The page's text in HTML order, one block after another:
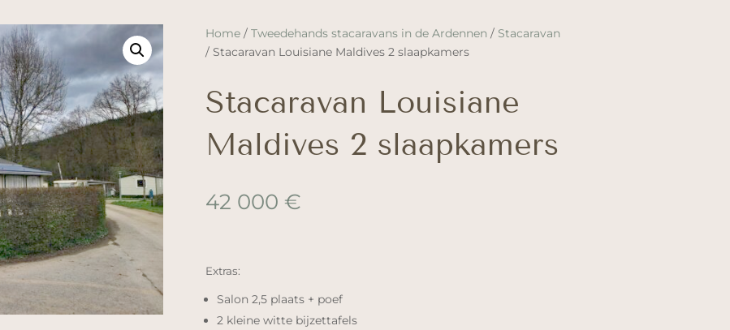
Home/ Tweedehands stacaravans in de Ardennen / Stacaravan
/ Stacaravan Louisiane Maldives 2 slaapkamers
Stacaravan Louisiane
Maldives 2 slaapkamers
42 000 €
Extras:
Salon 2,5 plaats + poef
2 kleine witte bijzettafels